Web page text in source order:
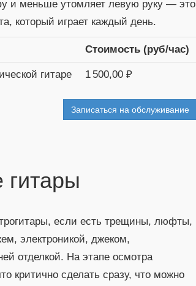
и меньше утомляет левую руку — это
который играет каждый день.
Стоимость (руб/час)
гитаре 1 500,00 ₽
Записаться на обслуживание
если есть трещины, люфты,
электроникой, джеком,
отделкой. На этапе осмотра
критично сделать сразу, что можно